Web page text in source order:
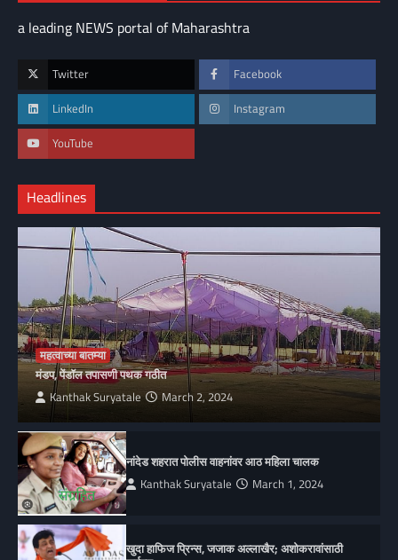
a leading NEWS portal of Maharashtra
Twitter Facebook
LinkedIn Instagram
YouTube
Headlines
महत्वाच्या बातम्या
मंडप, पेंडॉल तपासणी पथक गठीत
Kanthak Suryatale March 2, 2024
नांदेड शहरात पोलीस वाहनांवर आठ महिला चालक
Kanthak Suryatale March 1, 2024
खुदा हाफिज प्रिन्स, जजाक अल्लाखैर; अशोकरावांसाठी